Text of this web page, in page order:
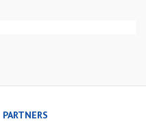
PARTNERS